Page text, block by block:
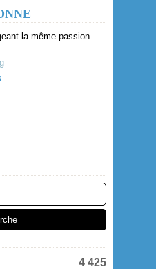
la même passion
4 425